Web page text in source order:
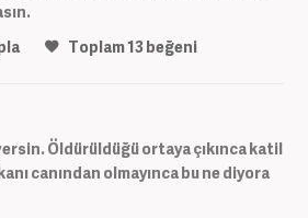
Toplam13beğeni
Öldürüldüğü ortaya çıkınca katil
canından olmayınca bu ne diyora